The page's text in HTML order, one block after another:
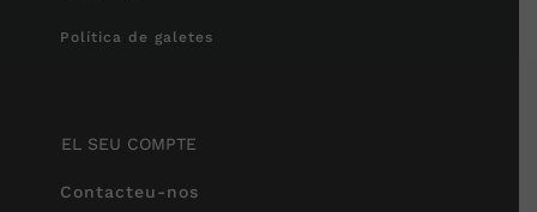
Política de galetes
EL SEU COMPTE
Contacteu-nos